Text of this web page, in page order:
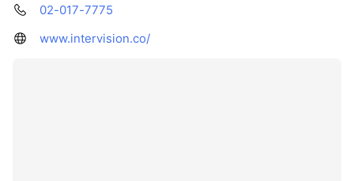
02-017-7775
www.intervision.co/